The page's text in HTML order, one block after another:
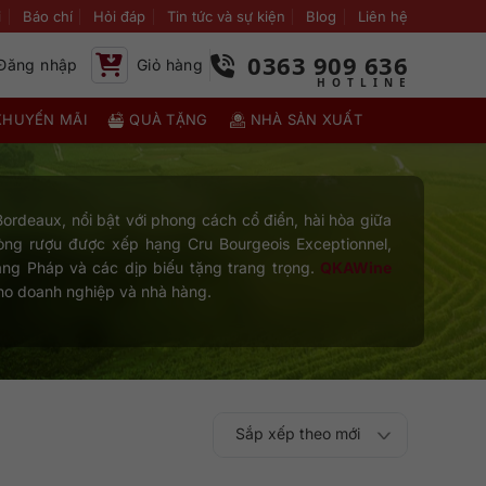
Báo chí Hỏi đáp Tin tức và sự kiện Blog Liên hệ
nhập Giỏ hàng 0363 909 636
MÃI QUÀ TẶNG NHÀ SẢN XUẤT
nổi bật với phong cách cổ điển, hài hòa giữa
rượu được xếp hạng Cru Bourgeois Exceptionnel,
Pháp và các dịp biếu tặng trang trọng. QKAWine
doanh nghiệp và nhà hàng.
Sắp xếp theo
Sắp xếp theo mới